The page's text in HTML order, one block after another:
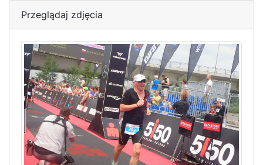
Przeglądaj zdjęcia